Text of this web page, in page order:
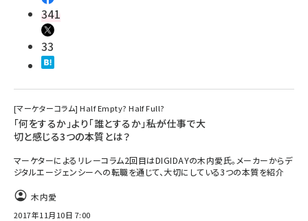
341
33
[マーケターコラム] Half Empty? Half Full?
「何をするか」より「誰とするか」――私が仕事で大
切と感じる3つの本質とは？
マーケターによるリレーコラム2回目はDIGIDAYの木内愛氏。メーカーからデ
ジタルエージェンシーへの転職を通じて、大切にしている3つの本質を紹介
木内愛
2017年11月10日 7:00